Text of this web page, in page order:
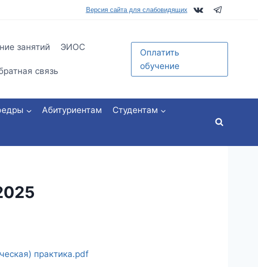
Версия сайта для слабовидящих
занятий ЭИОС
связь
Оплатить
обучение
Абитуриентам Студентам
практика.pdf